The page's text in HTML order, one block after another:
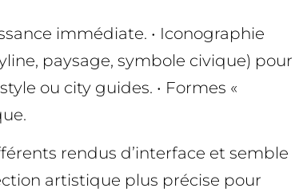
immédiate. • Iconographie
paysage, symbole civique) pour
ou city guides. • Formes «
rendus d’interface et semble
artistique plus précise pour